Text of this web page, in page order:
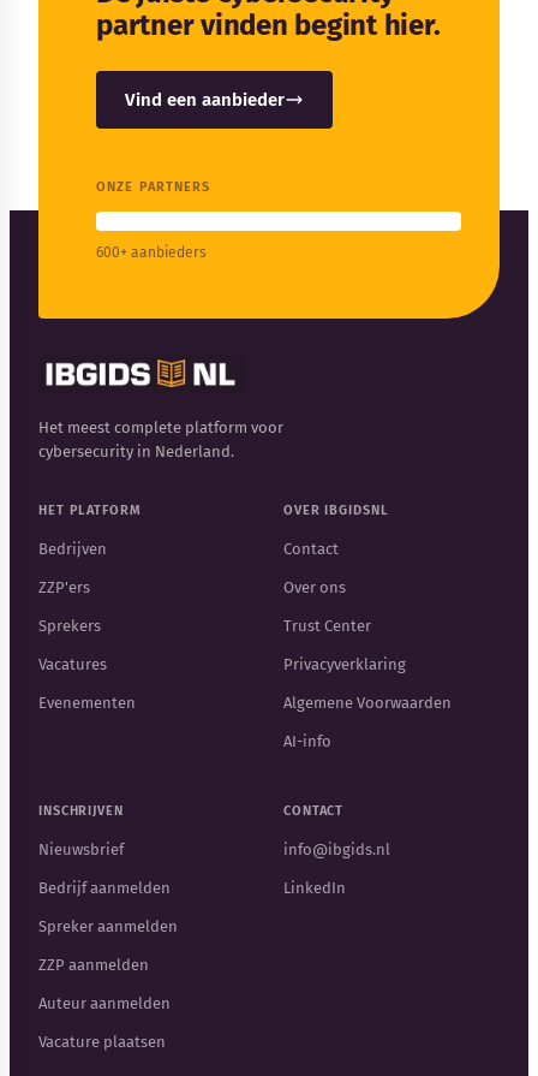
partner vinden begint hier.
Vind een aanbieder
ONZE PARTNERS
600+ aanbieders
Het meest complete platform voor
cybersecurity in Nederland.
HET PLATFORM
Bedrijven
ZZP'ers
Sprekers
Vacatures
Evenementen
OVER IBGIDSNL
Contact
Over ons
Trust Center
Privacyverklaring
Algemene Voorwaarden
AI-info
INSCHRIJVEN
Nieuwsbrief
Bedrijf aanmelden
Spreker aanmelden
ZZP aanmelden
Auteur aanmelden
Vacature plaatsen
CONTACT
info@ibgids.nl
LinkedIn